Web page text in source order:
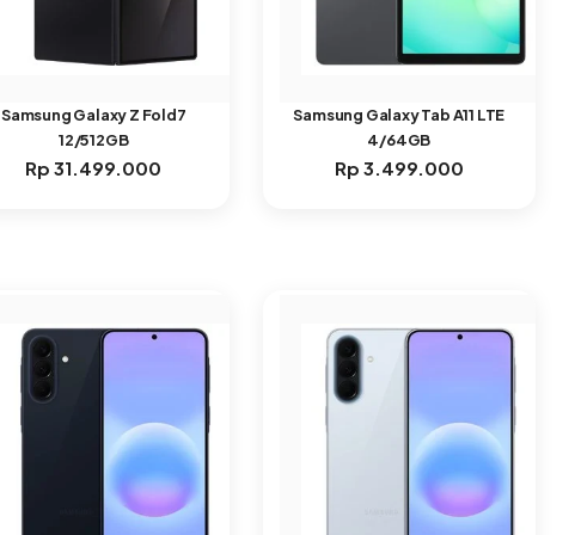
Samsung Galaxy Z Fold7
12/512GB
Rp 31.499.000
Samsung Galaxy Tab A11 LTE
4/64GB
Rp 3.499.000